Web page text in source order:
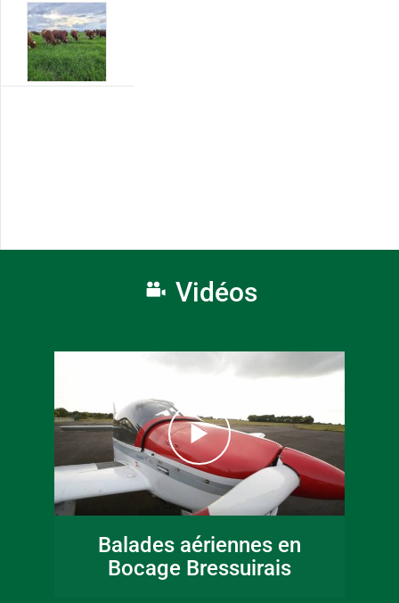
Vidéos
Balades aériennes en
Bocage Bressuirais